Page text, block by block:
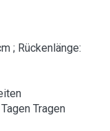
; Rückenlänge:
Tragen